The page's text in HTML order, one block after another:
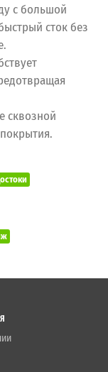
с большой
сток без
сквозной